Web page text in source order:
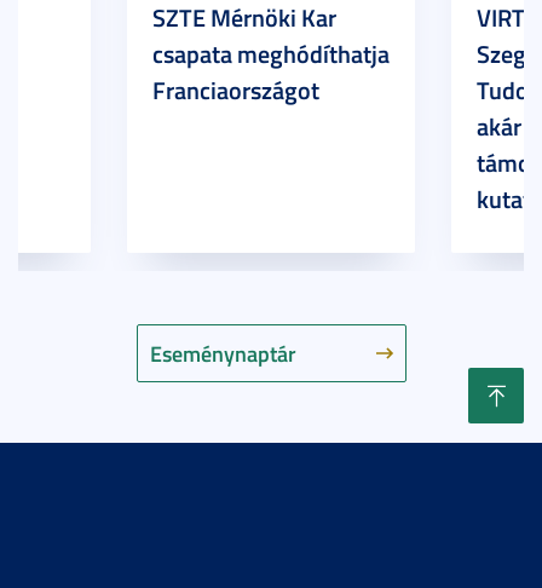
Eseménynaptár
SZTE Mérnöki Kar
csapata meghódíthatja
Franciaországot
akár